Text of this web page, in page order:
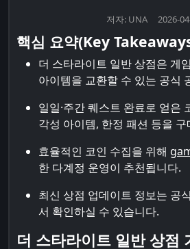
저자: UNA 2026-
핵심 요약(Key
더 스타라이트 일반 상점은 게
아이템을 교환할 수 있는 공식
일일·주간 퀘스트 완료로 얻은
각성 아이템, 한정 패션 등을
효율적인 코인 수집을 위해
한 다계정 운영이 추천됩니다.
최신 상점 업데이트 정보는 공
서 확인하실 수 있습니다.
더 스타라이트 일반 상점